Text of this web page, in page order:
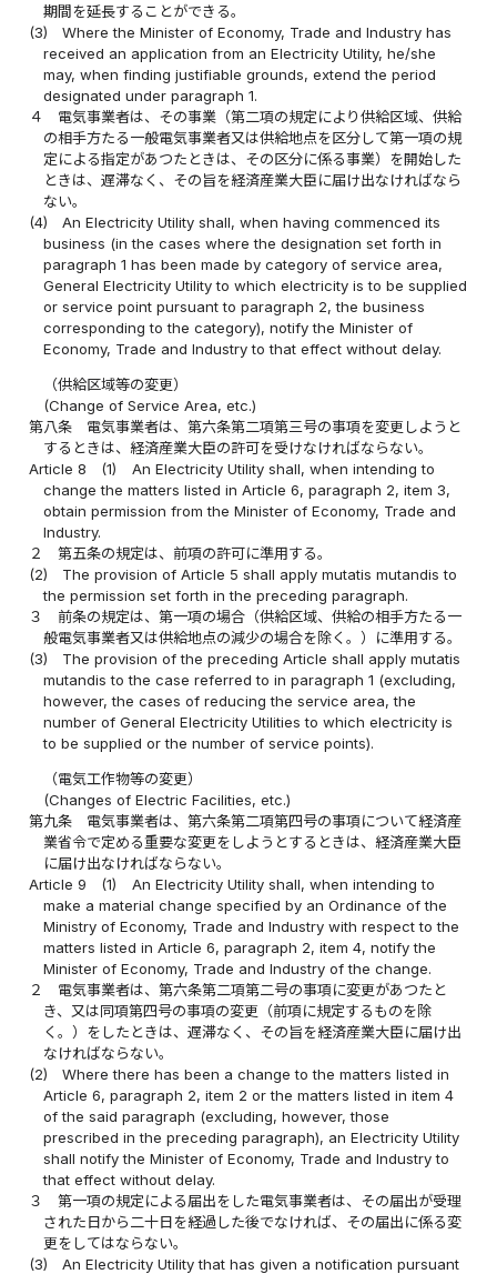
期間を延長することができる。
(3)
Where the Minister of Economy, Trade and Industry has
received an application from an Electricity Utility, he/she
may, when finding justifiable grounds, extend the period
designated under paragraph 1.
４
電気事業者は、その事業（第二項の規定により供給区域、供給
の相手方たる一般電気事業者又は供給地点を区分して第一項の規
定による指定があつたときは、その区分に係る事業）を開始した
ときは、遅滞なく、その旨を経済産業大臣に届け出なければなら
ない。
(4)
An Electricity Utility shall, when having commenced its
business (in the cases where the designation set forth in
paragraph 1 has been made by category of service area,
General Electricity Utility to which electricity is to be supplied
or service point pursuant to paragraph 2, the business
corresponding to the category), notify the Minister of
Economy, Trade and Industry to that effect without delay.
（供給区域等の変更）
(Change of Service Area, etc.)
第八条
電気事業者は、第六条第二項第三号の事項を変更しようと
するときは、経済産業大臣の許可を受けなければならない。
Article 8
(1)
An Electricity Utility shall, when intending to
change the matters listed in Article 6, paragraph 2, item 3,
obtain permission from the Minister of Economy, Trade and
Industry.
２
第五条の規定は、前項の許可に準用する。
(2)
The provision of Article 5 shall apply mutatis mutandis to
the permission set forth in the preceding paragraph.
３
前条の規定は、第一項の場合（供給区域、供給の相手方たる一
般電気事業者又は供給地点の減少の場合を除く。）に準用する。
(3)
The provision of the preceding Article shall apply mutatis
mutandis to the case referred to in paragraph 1 (excluding,
however, the cases of reducing the service area, the
number of General Electricity Utilities to which electricity is
to be supplied or the number of service points).
（電気工作物等の変更）
(Changes of Electric Facilities, etc.)
第九条
電気事業者は、第六条第二項第四号の事項について経済産
業省令で定める重要な変更をしようとするときは、経済産業大臣
に届け出なければならない。
Article 9
(1)
An Electricity Utility shall, when intending to
make a material change specified by an Ordinance of the
Ministry of Economy, Trade and Industry with respect to the
matters listed in Article 6, paragraph 2, item 4, notify the
Minister of Economy, Trade and Industry of the change.
２
電気事業者は、第六条第二項第二号の事項に変更があつたと
き、又は同項第四号の事項の変更（前項に規定するものを除
く。）をしたときは、遅滞なく、その旨を経済産業大臣に届け出
なければならない。
(2)
Where there has been a change to the matters listed in
Article 6, paragraph 2, item 2 or the matters listed in item 4
of the said paragraph (excluding, however, those
prescribed in the preceding paragraph), an Electricity Utility
shall notify the Minister of Economy, Trade and Industry to
that effect without delay.
３
第一項の規定による届出をした電気事業者は、その届出が受理
された日から二十日を経過した後でなければ、その届出に係る変
更をしてはならない。
(3)
An Electricity Utility that has given a notification pursuant